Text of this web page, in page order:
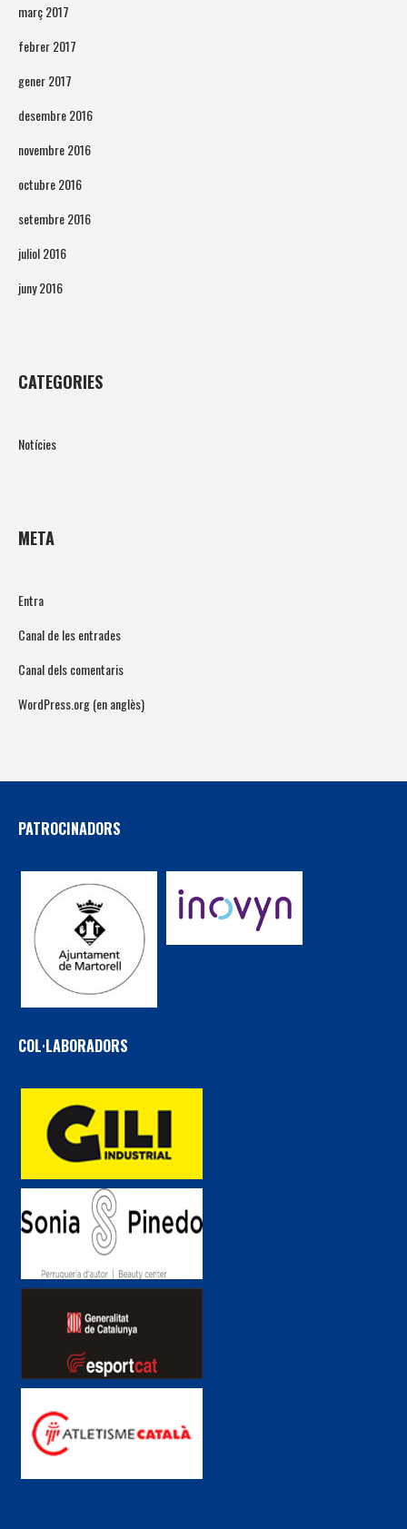
març 2017
febrer 2017
gener 2017
desembre 2016
novembre 2016
octubre 2016
setembre 2016
juliol 2016
juny 2016
CATEGORIES
Notícies
META
Entra
Canal de les entrades
Canal dels comentaris
WordPress.org (en anglès)
PATROCINADORS
COL·LABORADORS